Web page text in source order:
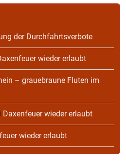
der Durchfahrtsverbote
wieder erlaubt
– grauebraune Fluten im
Daxenfeuer wieder erlaubt
wieder erlaubt